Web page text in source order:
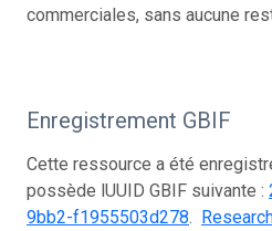
commerciales, sans aucune
Enregistrement GBIF
Cette ressource a été
possède lUUID GBIF suivante :
9bb2-f1955503d278.